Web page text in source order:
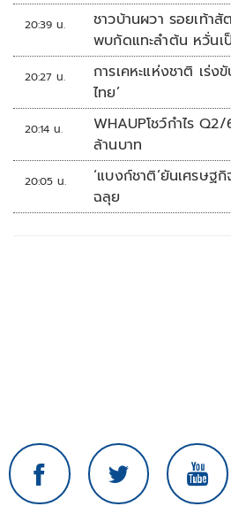
20:39 น.
ชาวบ้านผวา รอยเท้า
พบกัดแทะลำต้น หวั่นเ
20:27 น.
การเคหะแห่งชาติ เร่ง
ไทย’
20:14 น.
WHAUPโชว์กำไร
ล้านบาท
20:05 น.
‘แบงก์ชาติ’ยันเศรษฐ
ฉลุย